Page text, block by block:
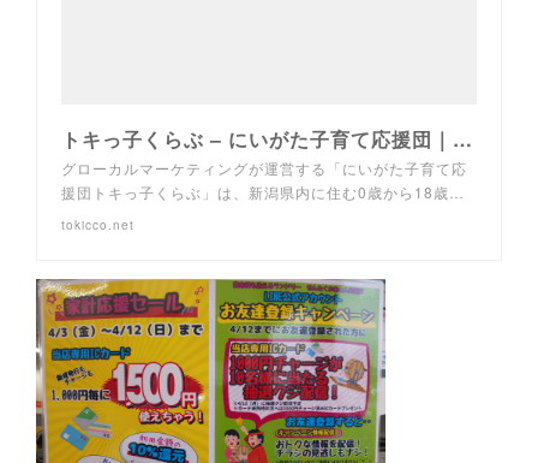
トキっ子くらぶ – にいがた子育て応援団｜グローカルマーケティング
グローカルマーケティングが運営する「にいがた子育て応
援団トキっ子くらぶ」は、新潟県内に住む0歳から18歳…
tokicco.net